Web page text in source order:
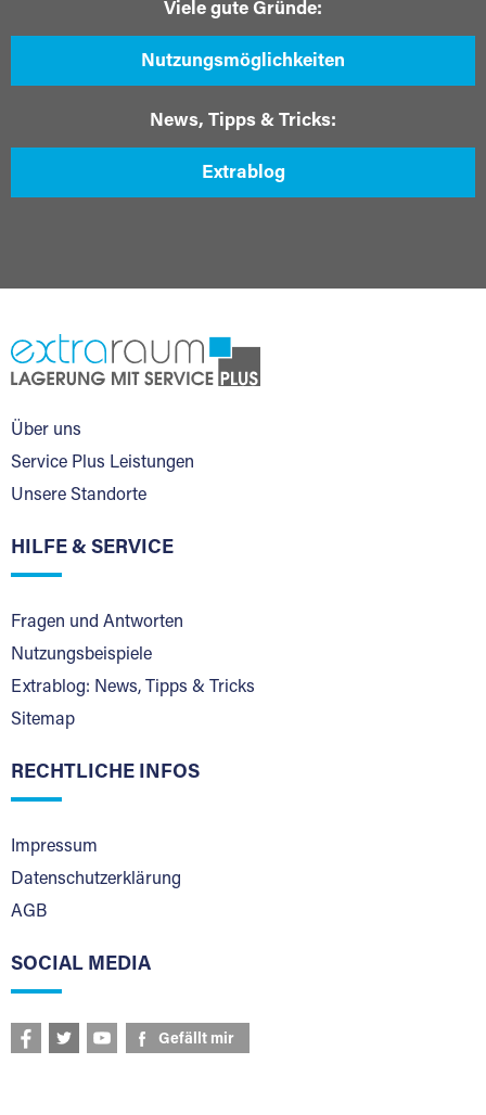
Viele gute Gründe:
Nutzungsmöglichkeiten
News, Tipps & Tricks:
Extrablog
Über uns
Service Plus Leistungen
Unsere Standorte
HILFE & SERVICE
Fragen und Antworten
Nutzungsbeispiele
Extrablog: News, Tipps & Tricks
Sitemap
RECHTLICHE INFOS
Impressum
Datenschutzerklärung
AGB
SOCIAL MEDIA
Gefällt mir